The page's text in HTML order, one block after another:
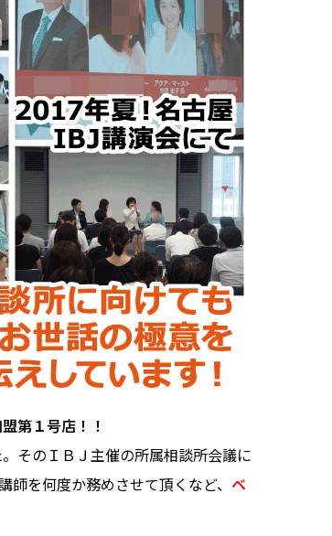
第１号店！！
そのＩＢＪ主催の所属相談所会議に
師を何度か務めさせて頂くなど、 ベ